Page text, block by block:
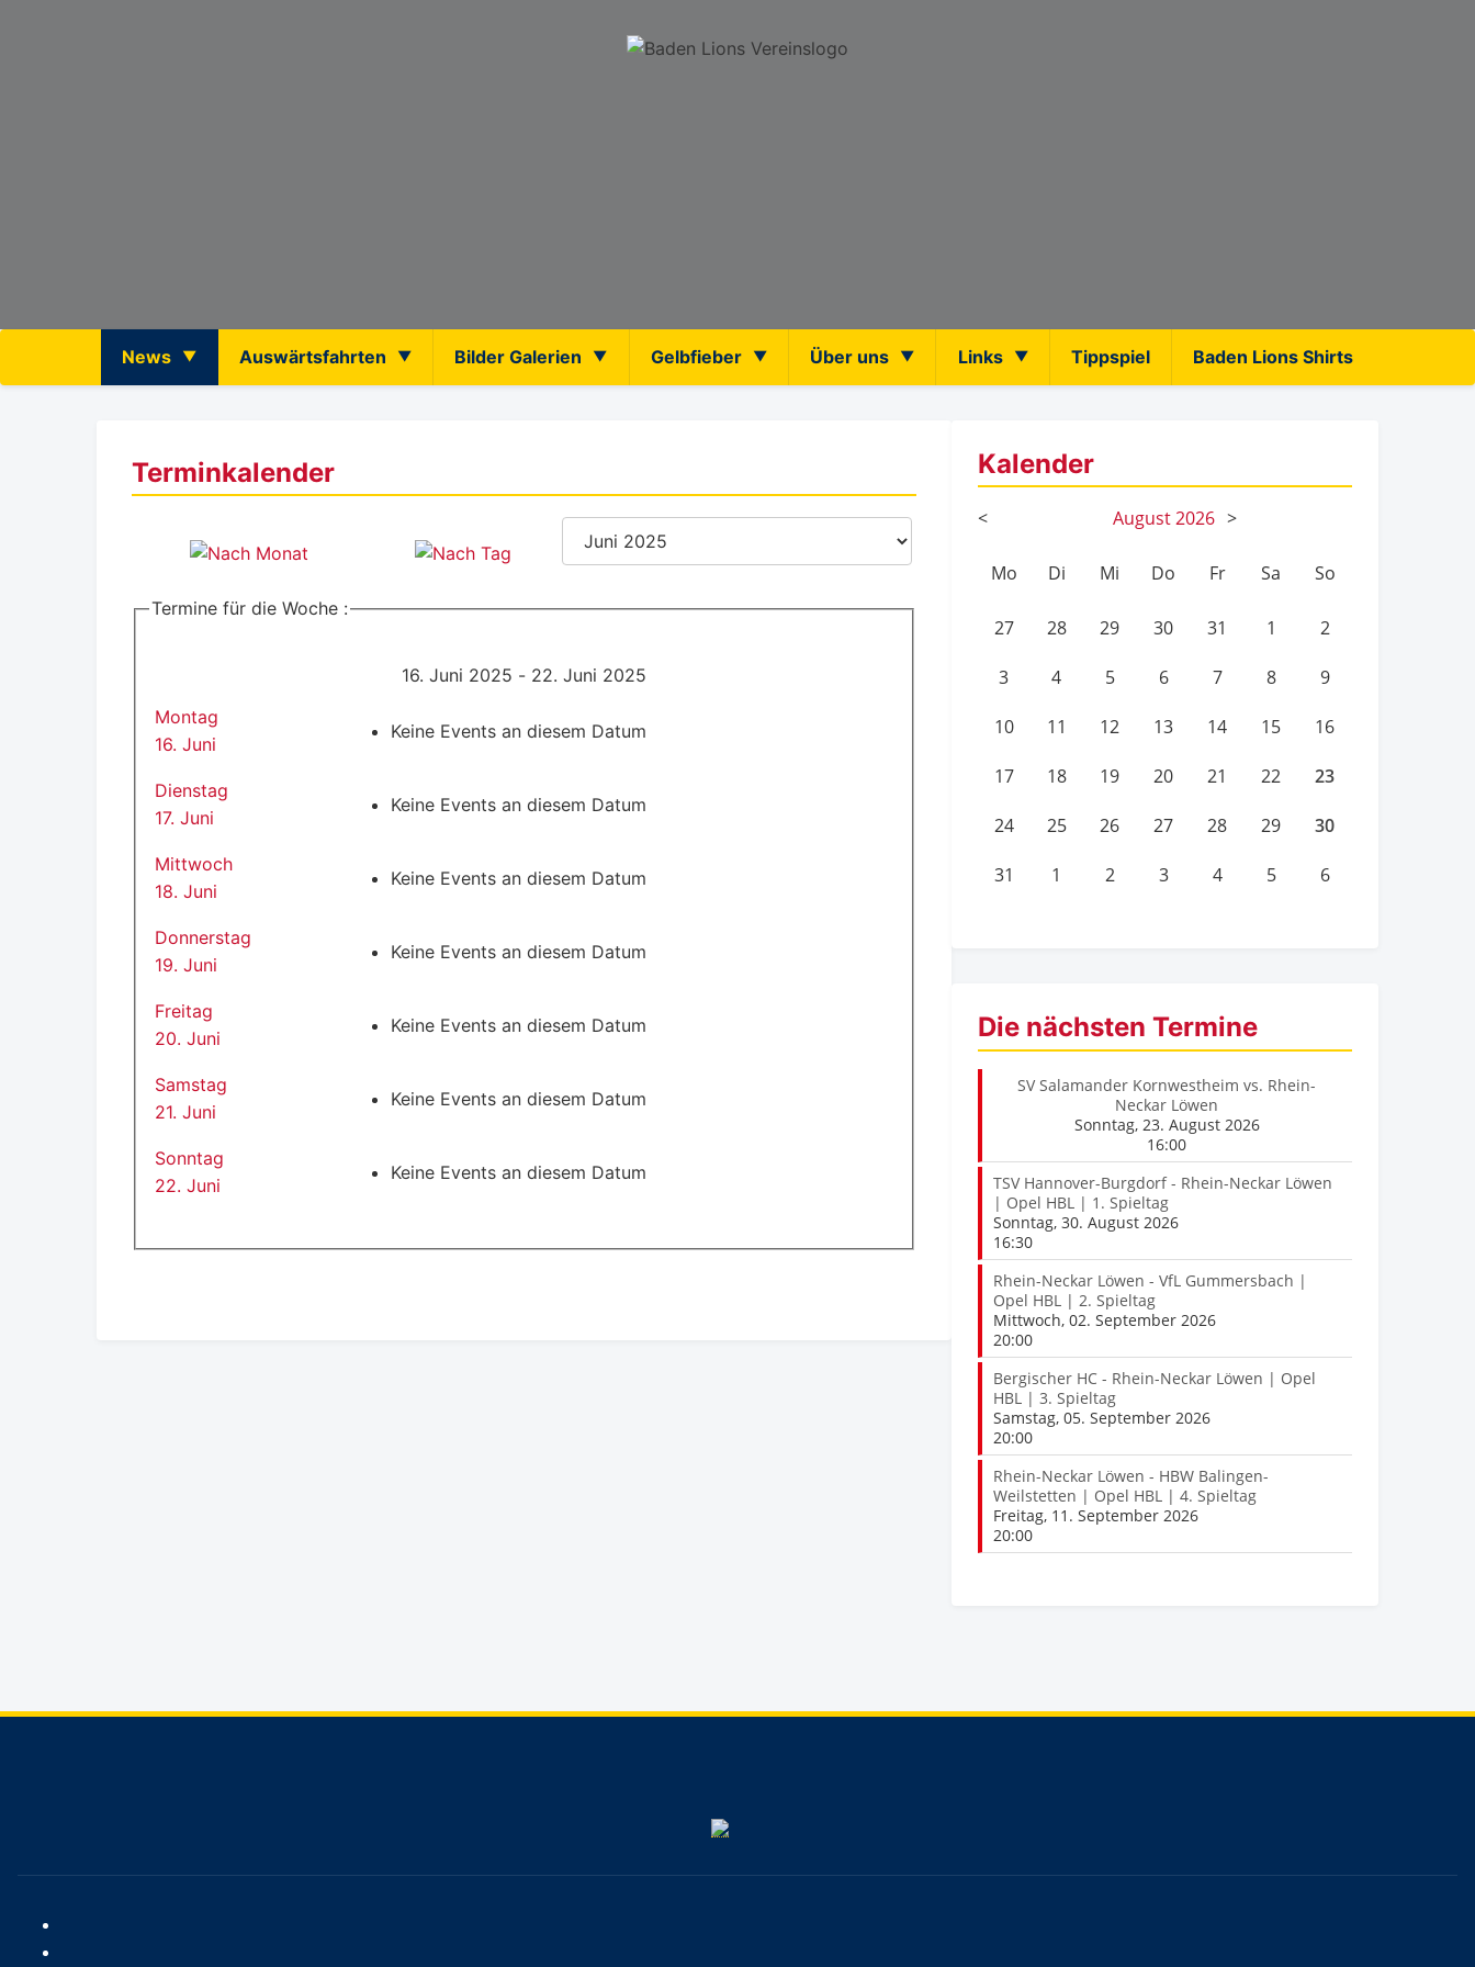
News Auswärtsfahrten Bilder Galerien Gelbfieber Über uns Links Tippspiel Baden Lions Shirts
Terminkalender
Termine für die Woche :
16. Juni 2025 - 22. Juni 2025
Montag
16. Juni
Keine Events an diesem Datum
Dienstag
17. Juni
Keine Events an diesem Datum
Mittwoch
18. Juni
Keine Events an diesem Datum
Donnerstag
19. Juni
Keine Events an diesem Datum
Freitag
20. Juni
Keine Events an diesem Datum
Samstag
21. Juni
Keine Events an diesem Datum
Sonntag
22. Juni
Keine Events an diesem Datum
Kalender
< August2026 >
Mo Di Mi Do Fr Sa So
27 28 29 30 31 1 2
3 4 5 6 7 8 9
10 11 12 13 14 15 16
17 18 19 20 21 22 23
24 25 26 27 28 29 30
31 1 2 3 4 5 6
Die nächsten Termine
SV Salamander Kornwestheim vs. Rhein-
Neckar Löwen
Sonntag, 23. August 2026
16:00
TSV Hannover-Burgdorf - Rhein-Neckar Löwen
| Opel HBL | 1. Spieltag
Sonntag, 30. August 2026
16:30
Rhein-Neckar Löwen - VfL Gummersbach |
Opel HBL | 2. Spieltag
Mittwoch, 02. September 2026
20:00
Bergischer HC - Rhein-Neckar Löwen | Opel
HBL | 3. Spieltag
Samstag, 05. September 2026
20:00
Rhein-Neckar Löwen - HBW Balingen-
Weilstetten | Opel HBL | 4. Spieltag
Freitag, 11. September 2026
20:00